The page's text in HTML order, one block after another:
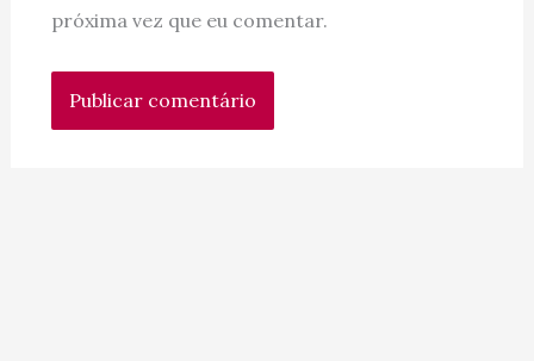
próxima vez que eu comentar.